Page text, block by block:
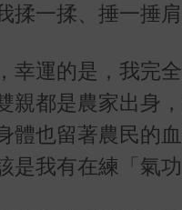
揉一揉、捶一捶
幸運的是，我完
親都是農家出身
體也留著農民的
是我有在練「氣功